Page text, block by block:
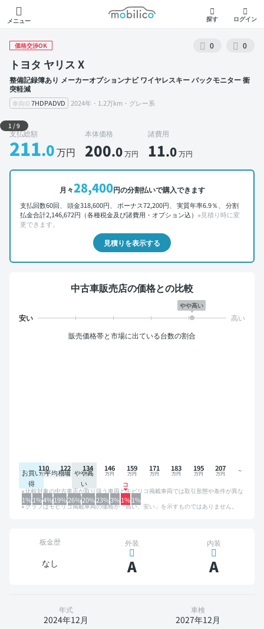
メニュー
モビリコ
探す ログイン
価格交渉OK 0 0
トヨタ ヤリス X
整備記録簿あり メーカーオプションナビ ワイヤレスキー バックモニター 衝
突軽減
車両ID 7HDPADVD 2024年・1.2万km・グレー系
外装 左前
1 /9
支払総額
211.0万円
本体価格
200.0万円
諸費用
11.0万円
月々28,400円の分割払いで購入できます
支払回数60回、 頭金318,600円、 ボーナス72,200円、 実質年率6.9％、 分割
払金合計2,146,672円（各種税金及び諸費用・オプション込） ※見積り時に変
更できます。
見積りを表示する
中古車販売店の価格との比較
やや高い
販売価格帯と市場に出ている台数の割合
お買い
得
平均相場 やや高
い
1%1%4%19%26%20%23%3%1%1%
110 122 134 146 159 171 183 195 207
比較対象の中古車店が取り扱う車両とモビリコ掲載車両では取引形態や条件が異な
るため、グラフは参考情報です。
グラフはモビリコ掲載車両の価格が「高い、安い」を示すものではありません。
板金歴
なし
外装
A
内装
A
年式
2024年12月
車検
2027年12月